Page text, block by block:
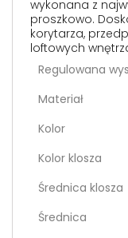
wykonana z
proszkowo.
korytarza,
loftowych
Regulowana
Materiał
Kolor
Kolor klosza
Średnica klosza
Średnica